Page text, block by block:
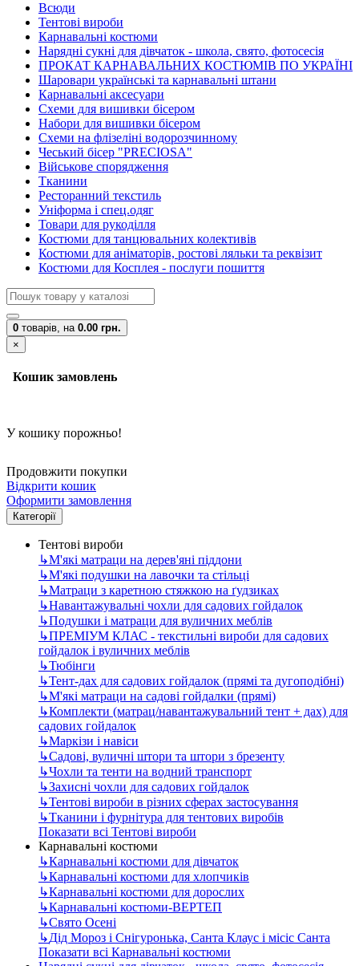
Всюди
Тентові вироби
Карнавальні костюми
Нарядні сукні для дівчаток - школа, свято, фотосесія
ПРОКАТ КАРНАВАЛЬНИХ КОСТЮМІВ ПО УКРАЇНІ
Шаровари українські та карнавальні штани
Карнавальні аксесуари
Схеми для вишивки бісером
Набори для вишивки бісером
Схеми на флізеліні водорозчинному
Чеський бісер "PRECIOSA"
Військове спорядження
Тканини
Ресторанний текстиль
Уніформа і спец.одяг
Товари для рукоділля
Костюми для танцювальних колективів
Костюми для аніматорів, ростові ляльки та реквізит
Костюми для Косплея - послуги пошиття
0 товарів, на 0.00 грн.
×
Кошик замовлень
У кошику порожньо!
Продовжити покупки
Відкрити кошик
Оформити замовлення
Категорії
Тентові вироби
↳М'які матраци на дерев'яні піддони
↳М'які подушки на лавочки та стільці
↳Матраци з каретною стяжкою на ґудзиках
↳Навантажувальні чохли для садових гойдалок
↳Подушки і матраци для вуличних меблів
↳ПРЕМІУМ КЛАС - текстильні вироби для садових
гойдалок і вуличних меблів
↳Тюбінги
↳Тент-дах для садових гойдалок (прямі та дугоподібні)
↳М'які матраци на садові гойдалки (прямі)
↳Комплекти (матрац/навантажувальний тент + дах) для
садових гойдалок
↳Маркізи і навіси
↳Садові, вуличні штори та штори з брезенту
↳Чохли та тенти на водний транспорт
↳Захисні чохли для садових гойдалок
↳Тентові вироби в різних сферах застосування
↳Тканини і фурнітура для тентових виробів
Показати всі Тентові вироби
Карнавальні костюми
↳Карнавальні костюми для дівчаток
↳Карнавальні костюми для хлопчиків
↳Карнавальні костюми для дорослих
↳Карнавальні костюми-ВЕРТЕП
↳Свято Осені
↳Дід Мороз і Снігуронька, Санта Клаус і місіс Санта
Показати всі Карнавальні костюми